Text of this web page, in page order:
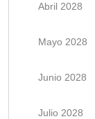
Abril 2028
Mayo 2028
Junio 2028
Julio 2028